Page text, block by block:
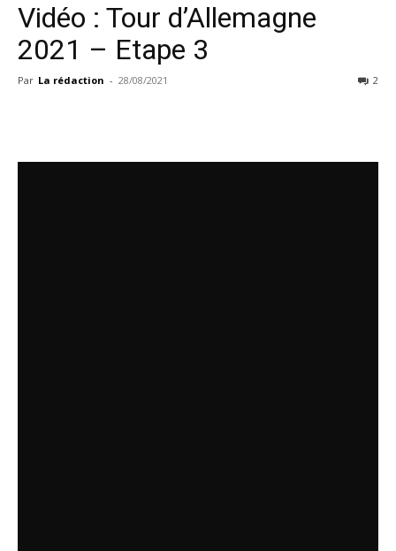
Vidéo : Tour d’Allemagne
2021 – Etape 3
Par La rédaction - 28/08/2021 2